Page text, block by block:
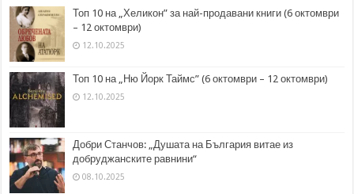
Топ 10 на „Хеликон” за най-продавани книги (6 октомври
– 12 октомври)
12.10.2025
Топ 10 на „Ню Йорк Таймс” (6 октомври – 12 октомври)
12.10.2025
Добри Станчов: „Душата на България витае из
добруджанските равнини“
08.10.2025